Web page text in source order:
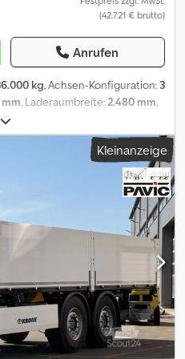
(42.721 € brutto)
Anrufen
kg, Achsen-Konfiguration: 3
mm, Laderaumbreite:2.480 mm,
27 eLG50-CS | Hubdach |
XL | Neufahrzeug Hersteller:
Fahrzeugart: Curtainsider /
KRONE SDP 27 eLG50-CS *
ca. 2.480 mm *
* Dach vorne und hinten
Achsen * Achse Liftachse
* Scheibenbremsen *
und
Connected TPMS * KRONE
* LED-Komplettbeleuchtung *
LED-Heckleuchten *
* Daimler 9.5 * EN 12642
Kleinanzeige